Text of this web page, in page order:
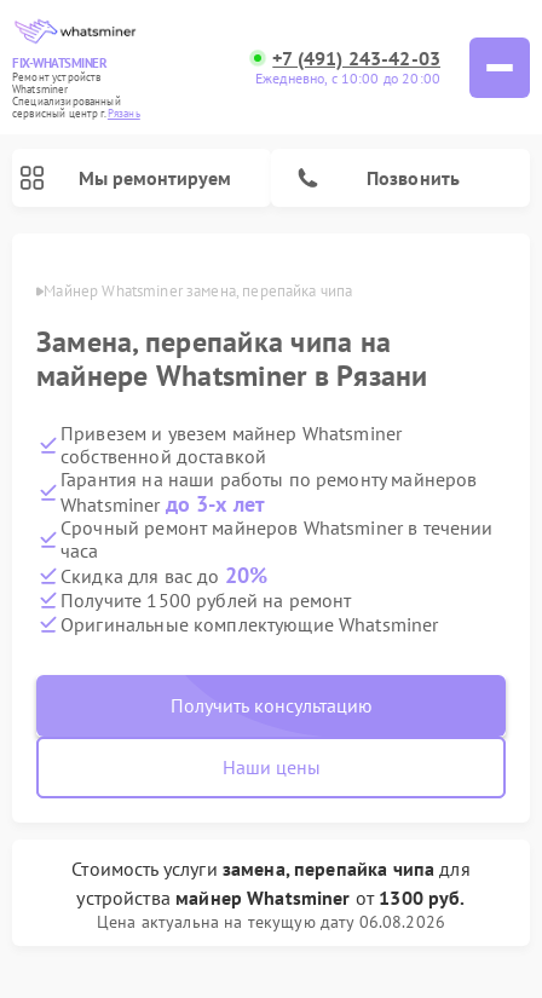
FIX-WHATSMINER
Ремонт устройств
Whatsminer
Специализированный
cервисный центр г.Рязань
+7 (491) 243-42-03
Ежедневно, с 10:00 до 20:00
Мы ремонтируем Позвонить
Майнер Whatsminer замена, перепайка чипа
Замена, перепайка чипа на
майнере Whatsminer в Рязани
Привезем и увезем майнер Whatsminer
собственной доставкой
Гарантия на наши работы по ремонту майнеров
Whatsminer до 3-х лет
Срочный ремонт майнеров Whatsminer в течении
часа
Скидка для вас до 20%
Получите 1500 рублей на ремонт
Оригинальные комплектующие Whatsminer
Получить консультацию
Наши цены
Стоимость услуги замена, перепайка чипа для
устройства майнер Whatsminer от 1300 руб.
Цена актуальна на текущую дату 06.08.2026